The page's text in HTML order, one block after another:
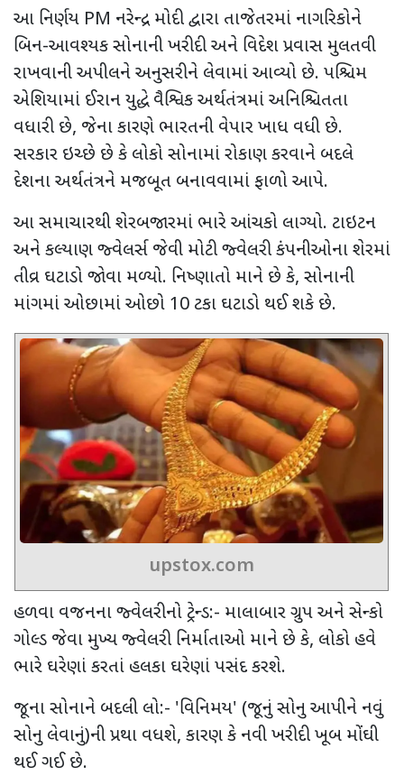
આ નિર્ણય PM નરેન્દ્ર મોદી દ્વારા તાજેતરમાં નાગરિકોને
બિન-આવશ્યક સોનાની ખરીદી અને વિદેશ પ્રવાસ મુલતવી
રાખવાની અપીલને અનુસરીને લેવામાં આવ્યો છે. પશ્ચિમ
એશિયામાં ઈરાન યુદ્ધે વૈશ્વિક અર્થતંત્રમાં અનિશ્ચિતતા
વધારી છે, જેના કારણે ભારતની વેપાર ખાધ વધી છે.
સરકાર ઇચ્છે છે કે લોકો સોનામાં રોકાણ કરવાને બદલે
દેશના અર્થતંત્રને મજબૂત બનાવવામાં ફાળો આપે.
આ સમાચારથી શેરબજારમાં ભારે આંચકો લાગ્યો. ટાઇટન
અને કલ્યાણ જ્વેલર્સ જેવી મોટી જ્વેલરી કંપનીઓના શેરમાં
તીવ્ર ઘટાડો જોવા મળ્યો. નિષ્ણાતો માને છે કે, સોનાની
માંગમાં ઓછામાં ઓછો 10 ટકા ઘટાડો થઈ શકે છે.
upstox.com
હળવા વજનના જ્વેલરીનો ટ્રેન્ડ:- માલાબાર ગ્રુપ અને સેન્કો
ગોલ્ડ જેવા મુખ્ય જ્વેલરી નિર્માતાઓ માને છે કે, લોકો હવે
ભારે ઘરેણાં કરતાં હલકા ઘરેણાં પસંદ કરશે.
જૂના સોનાને બદલી લો:- 'વિનિમય' (જૂનું સોનુ આપીને નવું
સોનુ લેવાનું)ની પ્રથા વધશે, કારણ કે નવી ખરીદી ખૂબ મોંઘી
થઈ ગઈ છે.